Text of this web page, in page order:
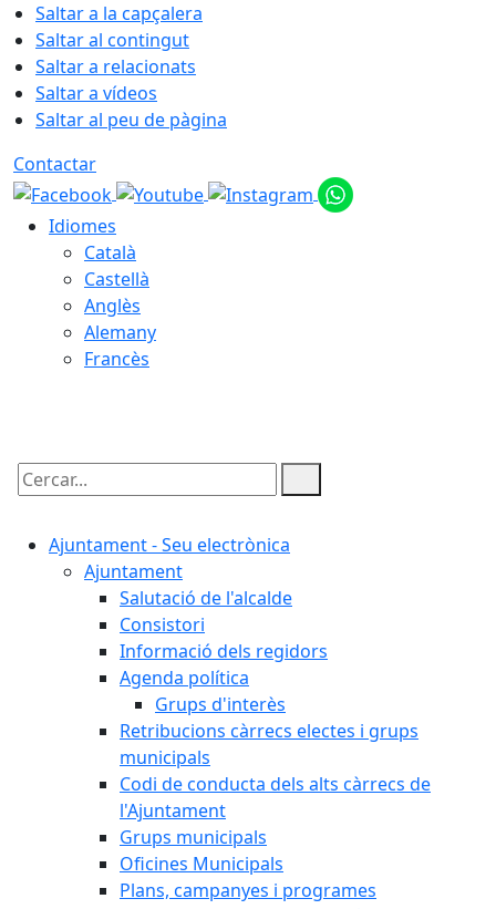
Saltar a la capçalera
Saltar al contingut
Saltar a relacionats
Saltar a vídeos
Saltar al peu de pàgina
Contactar
Idiomes
Català
Castellà
Anglès
Alemany
Francès
Cercar:
Ajuntament - Seu electrònica
Ajuntament
Salutació de l'alcalde
Consistori
Informació dels regidors
Agenda política
Grups d'interès
Retribucions càrrecs electes i grups
municipals
Codi de conducta dels alts càrrecs de
l'Ajuntament
Grups municipals
Oficines Municipals
Plans, campanyes i programes